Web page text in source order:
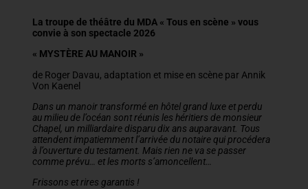
La troupe de théâtre du MDA « Tous en scène » vous
convie à son spectacle 2026
« MYSTÈRE AU MANOIR »
de Roger Davau, adaptation et mise en scène par Annik
Von Kaenel
Dans un manoir transformé en hôtel grand luxe et perdu
au milieu de l’océan sont réunis les héritiers de monsieur
Chapel, un milliardaire disparu dix ans auparavant. Tous
attendent impatiemment l’arrivée du notaire qui procédera
à l’ouverture du testament. Mais rien ne va se passer
comme prévu… et les morts s’amoncellent…
Frissons et rires garantis !